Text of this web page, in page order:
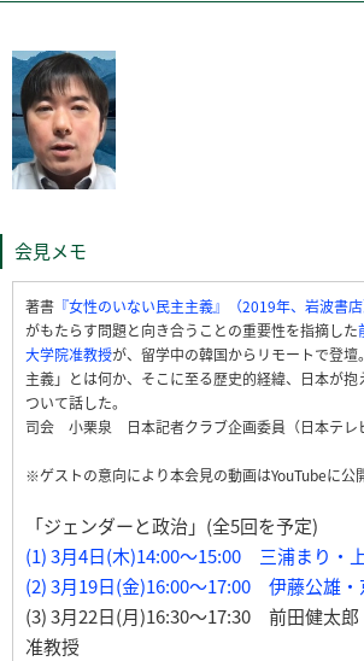
会見メモ
著書 『女性のいない民主主義』（2019年、岩波書店
がもたらす問題と向き合うことの重要性を指摘した
大学院准教授が、留学中の韓国からリモートで登壇
主義」とは何か、そこに至る歴史的経緯、日本が
ついて話した。
司会 小栗泉 日本記者クラブ企画委員（日本テレ
※ゲストの意向により本会見の動画はYouTubeに公
「ジェンダーと政治」(全5回を予定)
(1) 3月4日(木)14:00～15:00 三浦まり・
(2) 3月19日(金)16:00～17:00 伊藤公雄
(3) 3月22日(月)16:30～17:30 前田健太
准教授